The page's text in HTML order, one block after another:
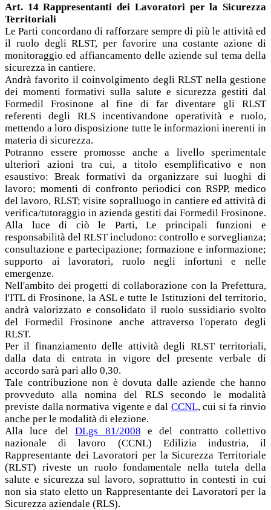
Art. 14 Rappresentanti dei Lavoratori per la Sicurezza
Territoriali
Le Parti concordano di rafforzare sempre di più le attività ed
il ruolo degli RLST, per favorire una costante azione di
monitoraggio ed affiancamento delle aziende sul tema della
sicurezza in cantiere.
Andrà favorito il coinvolgimento degli RLST nella gestione
dei momenti formativi sulla salute e sicurezza gestiti dal
Formedil Frosinone al fine di far diventare gli RLST
referenti degli RLS incentivandone operatività e ruolo,
mettendo a loro disposizione tutte le informazioni inerenti in
materia di sicurezza.
Potranno essere promosse anche a livello sperimentale
ulteriori azioni tra cui, a titolo esemplificativo e non
esaustivo: Break formativi da organizzare sui luoghi di
lavoro; momenti di confronto periodici con RSPP, medico
del lavoro, RLST; visite sopralluogo in cantiere ed attività di
verifica/tutoraggio in azienda gestiti dai Formedil Frosinone.
Alla luce di ciò le Parti, Le principali funzioni e
responsabilità del RLST includono: controllo e sorveglianza;
consultazione e partecipazione; formazione e informazione;
supporto ai lavoratori, ruolo negli infortuni e nelle
emergenze.
Nell'ambito dei progetti di collaborazione con la Prefettura,
l'ITL di Frosinone, la ASL e tutte le Istituzioni del territorio,
andrà valorizzato e consolidato il ruolo sussidiario svolto
del Formedil Frosinone anche attraverso l'operato degli
RLST.
Per il finanziamento delle attività degli RLST territoriali,
dalla data di entrata in vigore del presente verbale di
accordo sarà pari allo 0,30.
Tale contribuzione non è dovuta dalle aziende che hanno
provveduto alla nomina del RLS secondo le modalità
previste dalla normativa vigente e dal CCNL, cui si fa rinvio
anche per le modalità di elezione.
Alla luce delDLgs 81/2008 e del contratto collettivo
nazionale di lavoro (CCNL) Edilizia industria, il
Rappresentante dei Lavoratori per la Sicurezza Territoriale
(RLST) riveste un ruolo fondamentale nella tutela della
salute e sicurezza sul lavoro, soprattutto in contesti in cui
non sia stato eletto un Rappresentante dei Lavoratori per la
Sicurezza aziendale (RLS).